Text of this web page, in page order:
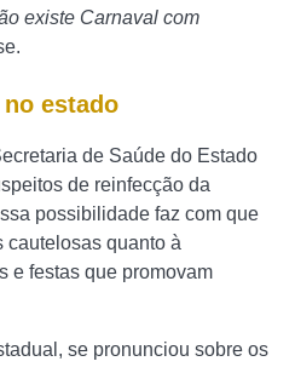
existe Carnaval com
estado
de Saúde do Estado
de reinfecção da
possibilidade faz com que
cautelosas quanto à
e festas que promovam
se pronunciou sobre os